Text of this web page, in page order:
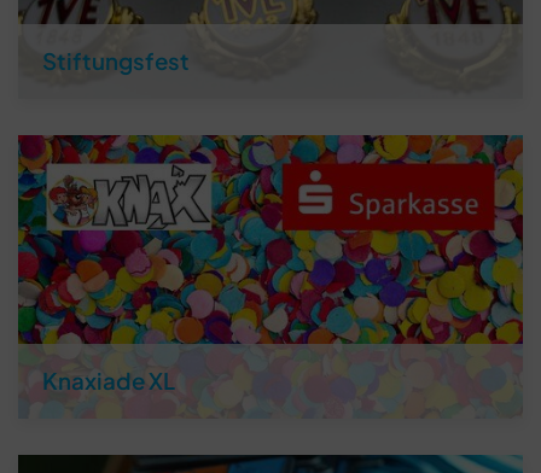
Stiftungsfest
Knaxiade XL